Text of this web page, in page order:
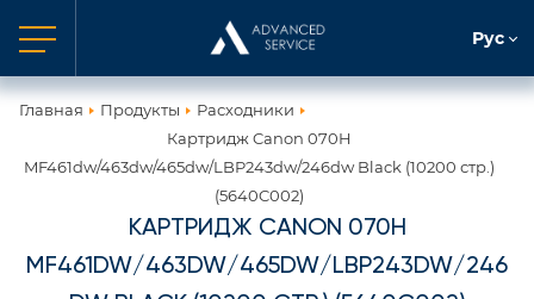
Рус
Главная Продукты
Расходники
Картридж Canon 070H
MF461dw/463dw/465dw/LBP243dw/246dw Black (10200 стр.)
(5640C002)
КАРТРИДЖ CANON 070H
MF461DW/463DW/465DW/LBP243DW/246